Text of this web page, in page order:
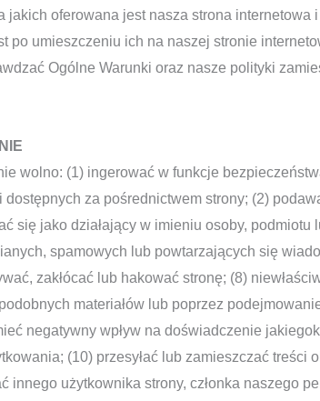
oferowana jest nasza strona
umieszczeniu ich na naszej stronie
Ogólne Warunki oraz nasze polityki
wolno: (1) ingerować w funkcje
za pośrednictwem strony; (2)
się jako działający w imieniu osoby,
spamowych lub powtarzających się
zakłócać lub hakować stronę; (8)
materiałów lub poprzez
negatywny wpływ na doświadczenie
(10) przesyłać lub zamieszczać
innego użytkownika strony, członka naszego